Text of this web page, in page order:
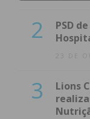
2
PSD
23 DE
3
Lions